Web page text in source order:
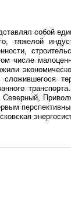
собой
тяжелой
числе